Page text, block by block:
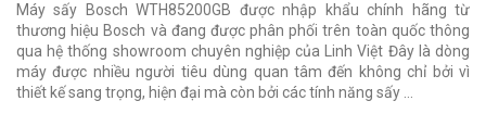
Máy sấy Bosch WTH85200GB được nhập khẩu chính hãng từ
thương hiệu Bosch và đang được phân phối trên toàn quốc thông
qua hệ thống showroom chuyên nghiệp của Linh Việt Đây là dòng
máy được nhiều người tiêu dùng quan tâm đến không chỉ bởi vì
thiết kế sang trọng, hiện đại mà còn bởi các tính năng sấy …